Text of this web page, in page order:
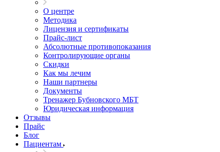
О центре
Методика
Лицензия и сертификаты
Прайс-лист
Абсолютные противопоказания
Контролирующие органы
Скидки
Как мы лечим
Наши партнеры
Документы
Тренажер Бубновского МБТ
Юридическая информация
Отзывы
Прайс
Блог
Пациентам